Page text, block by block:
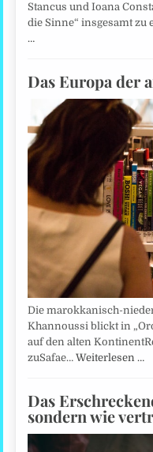
Stancus und Ioana
die Sinne“ insgesamt
…
Das Europa der
Die marokkanisch-
Khannoussi blickt in
auf den alten
zuSafae…Weiterlesen …
Das
sondern wie